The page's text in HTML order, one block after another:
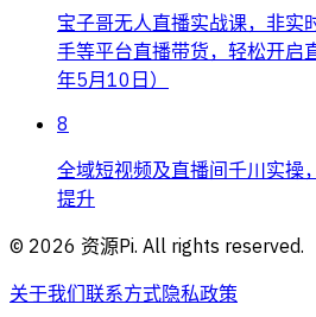
宝子哥无人直播实战课，非实
手等平台直播带货，轻松开启
年5月10日）
8
全域短视频及直播间千川实操
提升
© 2026 资源Pi. All rights reserved.
关于我们联系方式隐私政策